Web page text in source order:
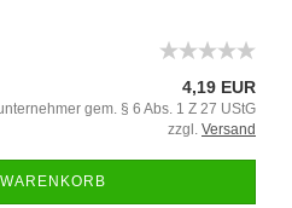
4,19 EUR
gem. § 6 Abs. 1 Z 27 UStG
zzgl. Versand